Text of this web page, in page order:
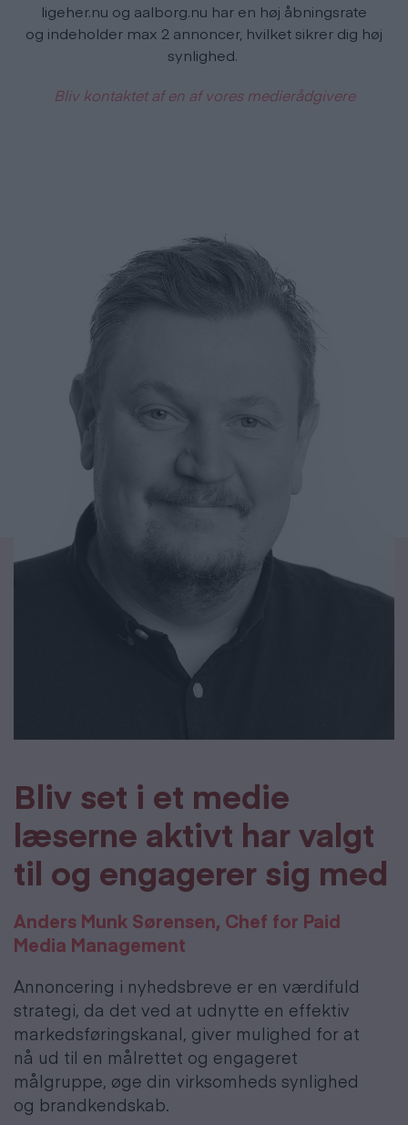
ligeher.nu og aalborg.nu har en høj åbningsrate
og indeholder max 2 annoncer, hvilket sikrer dig høj
synlighed.
Bliv kontaktet af en af vores medierådgivere
Bliv set i et medie
læserne aktivt har valgt
til og engagerer sig med
Anders Munk Sørensen, Chef for Paid
Media Management
Annoncering i nyhedsbreve er en værdifuld
strategi, da det ved at udnytte en effektiv
markedsføringskanal, giver mulighed for at
nå ud til en målrettet og engageret
målgruppe, øge din virksomheds synlighed
og brandkendskab.